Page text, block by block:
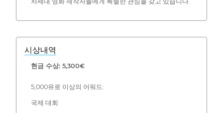
시상내역
현금 수상: 5,300€
5,000유로 이상의 어워드:
국제 대회